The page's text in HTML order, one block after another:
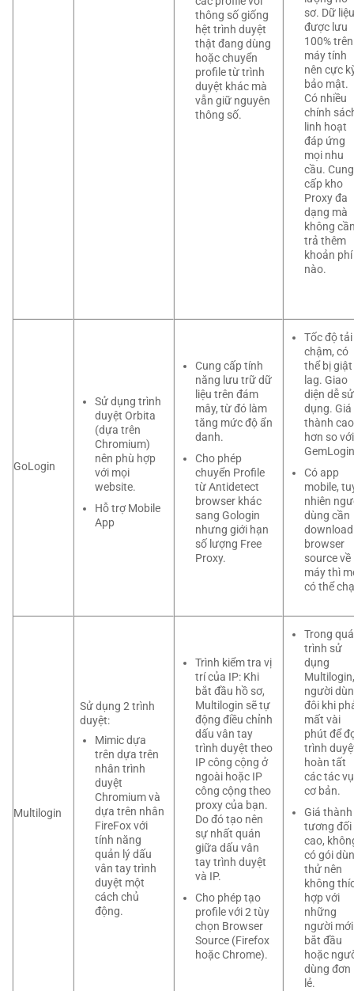
thông số giống
hệt trình duyệt
thật đang dùng
hoặc chuyển
profile từ trình
duyệt khác mà
vẫn giữ nguyên
thông số.
sơ. Dữ liệu
được lưu
100% trên
máy tính
nên cực
bảo mật.
Có nhiều
chính
linh hoạt
đáp ứng
mọi nhu
cầu. Cung
cấp kho
Proxy đa
dạng mà
không
trả thêm
khoản phí
nào.
GoLogin
Sử dụng trình
duyệt Orbita
(dựa trên
Chromium)
nên phù hợp
với mọi
website.
Hỗ trợ Mobile
App
Cung cấp tính
năng lưu trữ dữ
liệu trên đám
mây, từ đó làm
tăng mức độ ẩn
danh.
Cho phép
chuyển Profile
từ Antidetect
browser khác
sang Gologin
nhưng giới hạn
số lượng Free
Proxy.
Tốc độ tải
chậm, có
thể bị giật
lag. Giao
diện dễ sử
dụng. Giá
thành cao
hơn so với
Có app
mobile,
nhiên
dùng cần
download
browser
source về
máy thì
có thể
Multilogin
Sử dụng 2 trình
duyệt:
Mimic dựa
trên dựa trên
nhân trình
duyệt
Chromium và
dựa trên nhân
FireFox với
tính năng
quản lý dấu
vân tay trình
duyệt một
cách chủ
động.
Trình kiểm tra vị
trí của IP: Khi
bắt đầu hồ sơ,
Multilogin sẽ tự
động điều chỉnh
dấu vân tay
trình duyệt theo
IP công cộng ở
ngoài hoặc IP
công cộng theo
proxy của bạn.
Do đó tạo nên
sự nhất quán
giữa dấu vân
tay trình duyệt
và IP.
Cho phép tạo
profile với 2 tùy
chọn Browser
Source (Firefox
hoặc Chrome).
Trong quá
trình sử
dụng
Multilogin,
người
đôi khi
mất vài
phút để
trình
hoàn tất
các tác vụ
cơ bản.
Giá thành
tương đối
cao,
có gói
thử nên
không
hợp với
những
người mới
bắt đầu
hoặc
dùng đơn
lẻ.